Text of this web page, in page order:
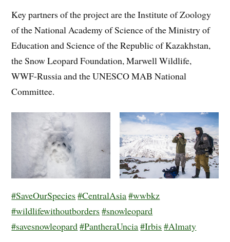
Key partners of the project are the Institute of Zoology
of the National Academy of Science of the Ministry of
Education and Science of the Republic of Kazakhstan,
the Snow Leopard Foundation, Marwell Wildlife,
WWF-Russia and the UNESCO MAB National
Committee.
#SaveOurSpecies#CentralAsia#wwbkz
#wildlifewithoutborders#snowleopard
#savesnowleopard#PantheraUncia#Irbis#Almaty